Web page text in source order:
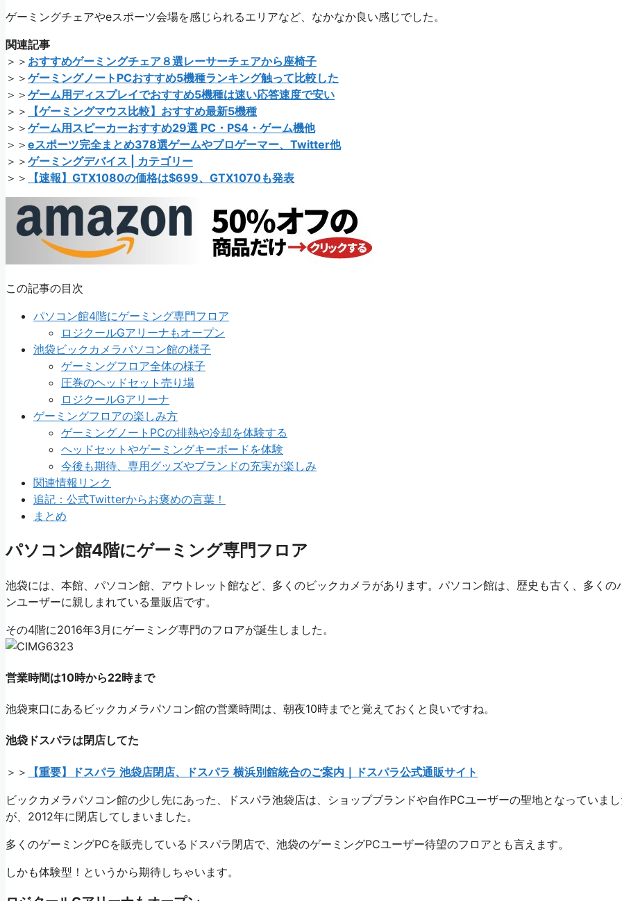
ゲーミングチェアやeスポーツ会場を感じられるエリアなど、なかなか良い感じでした。
関連記事
＞＞ おすすめゲーミングチェア８選レーサーチェアから座椅子
＞＞ ゲーミングノートPCおすすめ5機種ランキング触って比較した
＞＞ ゲーム用ディスプレイでおすすめ5機種は速い応答速度で安い
＞＞
【ゲーミングマウス比較】おすすめ最新5機種
＞＞ ゲーム用スピーカーおすすめ29選 PC・PS4・ゲーム機他
＞＞ eスポーツ完全まとめ378選ゲームやプロゲーマー、Twitter他
＞＞ ゲーミングデバイス | カテゴリー
＞＞
【速報】GTX1080の価格は$699、GTX1070も発表
この記事の目次
パソコン館4階にゲーミング専門フロア
ロジクールGアリーナもオープン
池袋ビックカメラパソコン館の様子
ゲーミングフロア全体の様子
圧巻のヘッドセット売り場
ロジクールGアリーナ
ゲーミングフロアの楽しみ方
ゲーミングノートPCの排熱や冷却を体験する
ヘッドセットやゲーミングキーボードを体験
今後も期待、専用グッズやブランドの充実が楽しみ
関連情報リンク
追記：公式Twitterからお褒めの言葉！
まとめ
パソコン館4階にゲーミング専門フロア
池袋には、本館、パソコン館、アウトレット館など、多くのビックカメラがあります。パソコン館は、歴史も古く、多くの
ンユーザーに親しまれている量販店です。
その4階に2016年3月にゲーミング専門のフロアが誕生しました。
営業時間は10時から22時まで
池袋東口にあるビックカメラパソコン館の営業時間は、朝夜10時までと覚えておくと良いですね。
池袋ドスパラは閉店してた
＞＞
【重要】ドスパラ 池袋店閉店、ドスパラ 横浜別館統合のご案内｜ドスパラ公式通販サイト
ビックカメラパソコン館の少し先にあった、ドスパラ池袋店は、ショップブランドや自作PCユーザーの聖地となっていま
が、2012年に閉店してしまいました。
多くのゲーミングPCを販売しているドスパラ閉店で、池袋のゲーミングPCユーザー待望のフロアとも言えます。
しかも体験型！というから期待しちゃいます。